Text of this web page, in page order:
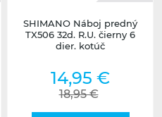
SHIMANO Náboj predný
TX506 32d. R.U. čierny 6
dier. kotúč
14,95 €
18,95 €